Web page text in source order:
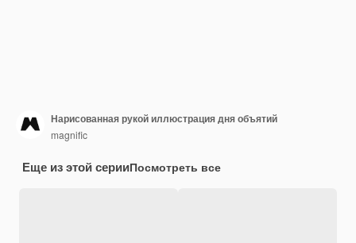
Нарисованная рукой иллюстрация дня объятий
magnific
Еще из этой серииПосмотреть все